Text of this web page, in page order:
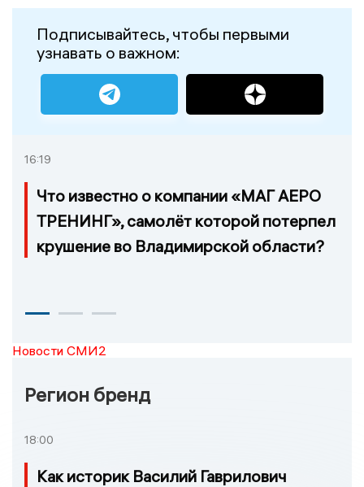
Подписывайтесь, чтобы первыми
узнавать о важном:
16:19
Что известно о компании «МАГ АЕРО
ТРЕНИНГ», самолёт которой потерпел
крушение во Владимирской области?
Новости СМИ2
Регион бренд
18:00
Как историк Василий Гаврилович